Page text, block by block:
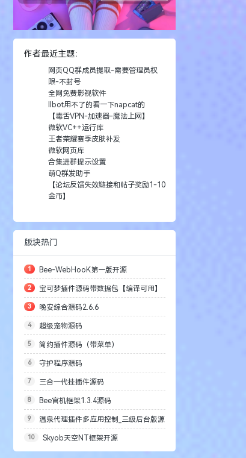
作者最近主题：
网页QQ群成员提取-需要管理员权
限-不封号
全网免费影视软件
llbot用不了的看一下napcat的
【毒舌VPN-加速器-魔法上网】
微软VC++运行库
王者荣耀赛季皮肤补发
微软网页库
合集进群提示设置
萌Q群发助手
【论坛反馈失效链接和帖子奖励1-10
金币】
版块热门
1 Bee-WebHooK第一版开源
2 宝可梦插件源码带数据包【编译可用】
3 晚安综合源码2.6.6
4 超级宠物源码
5 简约插件源码（带菜单）
6 守护程序源码
7 三合一代挂插件源码
8 Bee官机框架1.3.4源码
9 温泉代理插件多应用控制_三级后台版源
码10 Skyob天空NT框架开源